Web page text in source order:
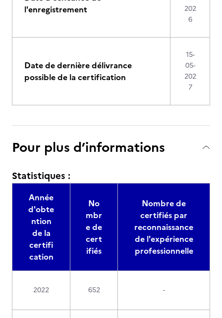
l'enregistrement
202
6
Date de dernière délivrance
possible de la certification
15-
05-
202
7
Pour plus d’informations
Statistiques :
Année
d'obte
ntion
de la
certifi
cation
No
mbr
e de
cert
ifiés
Nombre de
certifiés par
reconnaissance
de l'expérience
professionnelle
2022 652 -